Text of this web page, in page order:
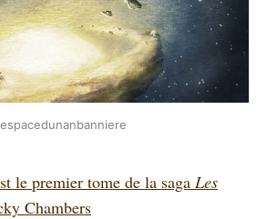
espacedunanbanniere
le premier tome de la saga Les
Chambers